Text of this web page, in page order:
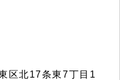
区北17条東7丁目1